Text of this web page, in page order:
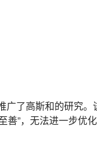
广了高斯和的研究
”，无法进一步优化